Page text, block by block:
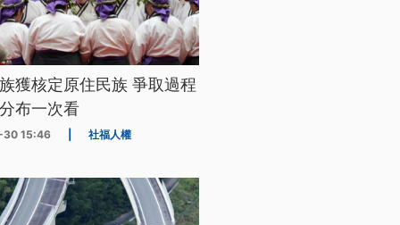
獲核定原住民族 爭取過程
布一次看
15:46 社福人權